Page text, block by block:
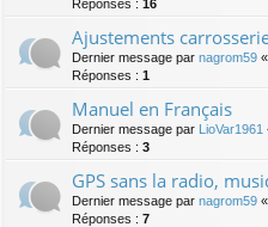
Réponses : 16
Ajustements
Dernier message par nagrom59 «
Réponses : 1
Manuel en Français
Dernier message par LioVar1961
Réponses : 3
GPS sans la radio,
Dernier message par nagrom59 «
Réponses : 7